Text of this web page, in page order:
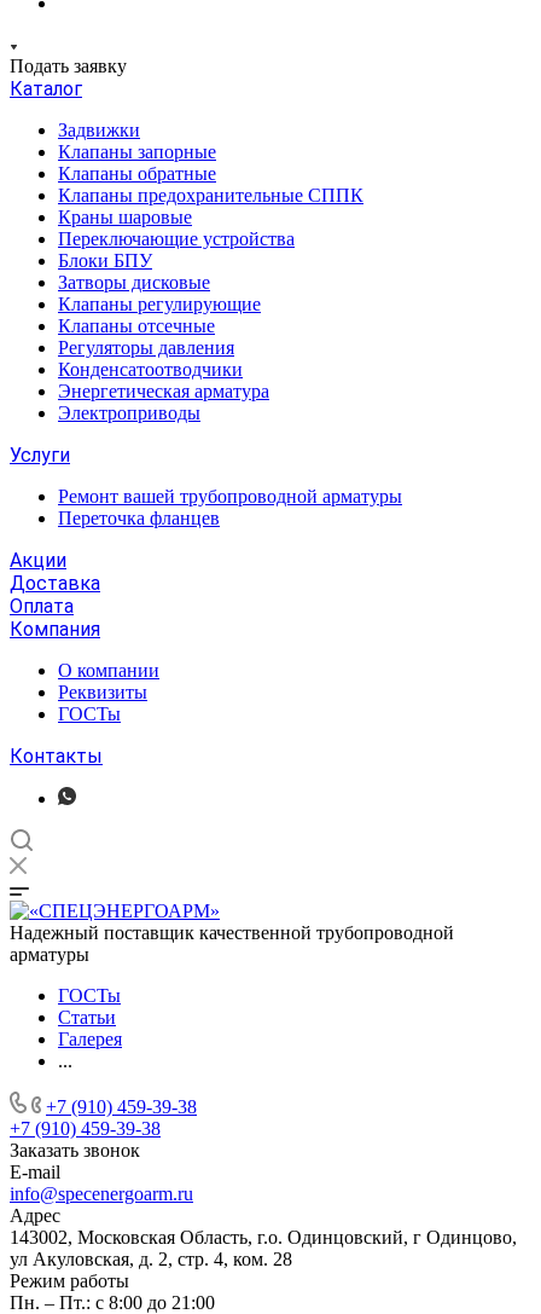
Подать заявку
Каталог
Задвижки
Клапаны запорные
Клапаны обратные
Клапаны предохранительные СППК
Краны шаровые
Переключающие устройства
Блоки БПУ
Затворы дисковые
Клапаны регулирующие
Клапаны отсечные
Регуляторы давления
Конденсатоотводчики
Энергетическая арматура
Электроприводы
Услуги
Ремонт вашей трубопроводной арматуры
Переточка фланцев
Акции
Доставка
Оплата
Компания
О компании
Реквизиты
ГОСТы
Контакты
Надежный поставщик качественной трубопроводной
арматуры
ГОСТы
Статьи
Галерея
...
+7 (910) 459-39-38
+7 (910) 459-39-38
Заказать звонок
E-mail
info@specenergoarm.ru
Адрес
143002, Московская Область, г.о. Одинцовский, г Одинцово,
ул Акуловская, д. 2, стр. 4, ком. 28
Режим работы
Пн. – Пт.: с 8:00 до 21:00